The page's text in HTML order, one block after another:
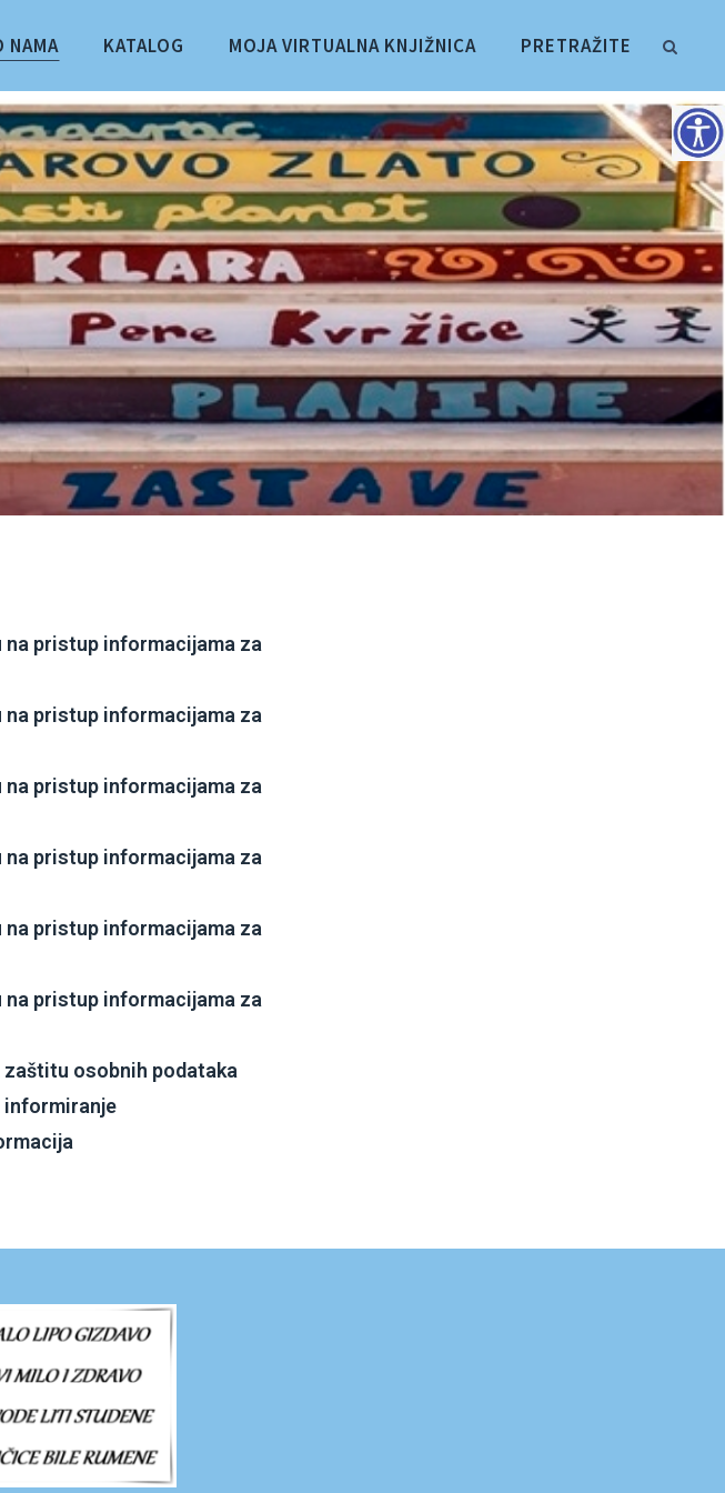
NAMA KATALOG MOJA VIRTUALNA KNJIŽNICA PRETRAŽITE
na pristup informacijama za
na pristup informacijama za
na pristup informacijama za
na pristup informacijama za
na pristup informacijama za
na pristup informacijama za
zaštitu osobnih podataka
informiranje